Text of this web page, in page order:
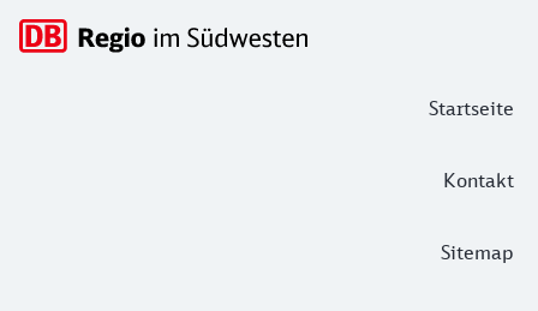
Startseite
Kontakt
Sitemap
Hauptnavigation